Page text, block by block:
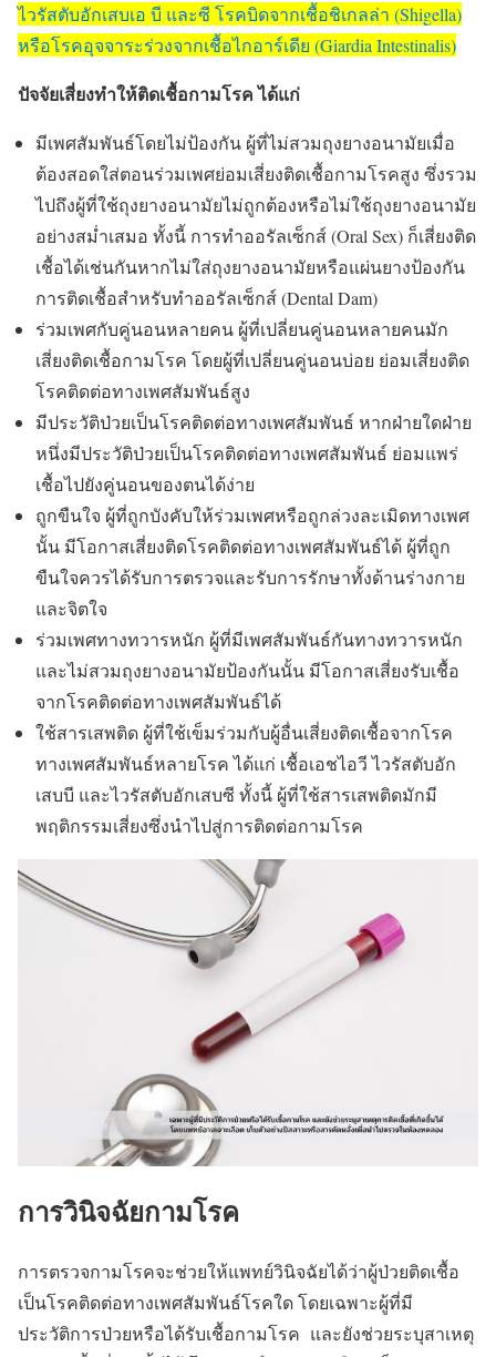
ไวรัสตับอักเสบเอ บี และซี โรคบิดจากเชื้อชิเกลล่า (Shigella)
หรือโรคอุจจาระร่วงจากเชื้อไกอาร์เดีย (Giardia Intestinalis)
ปัจจัยเสี่ยงทำให้ติดเชื้อกามโรค ได้แก่
มีเพศสัมพันธ์โดยไม่ป้องกัน ผู้ที่ไม่สวมถุงยางอนามัยเมื่อ
ต้องสอดใส่ตอนร่วมเพศย่อมเสี่ยงติดเชื้อกามโรคสูง ซึ่งรวม
ไปถึงผู้ที่ใช้ถุงยางอนามัยไม่ถูกต้องหรือไม่ใช้ถุงยางอนามัย
อย่างสม่ำเสมอ ทั้งนี้ การทำออรัลเซ็กส์ (Oral Sex) ก็เสี่ยงติด
เชื้อได้เช่นกันหากไม่ใส่ถุงยางอนามัยหรือแผ่นยางป้องกัน
การติดเชื้อสำหรับทำออรัลเซ็กส์ (Dental Dam)
ร่วมเพศกับคู่นอนหลายคน ผู้ที่เปลี่ยนคู่นอนหลายคนมัก
เสี่ยงติดเชื้อกามโรค โดยผู้ที่เปลี่ยนคู่นอนบ่อย ย่อมเสี่ยงติด
โรคติดต่อทางเพศสัมพันธ์สูง
มีประวัติป่วยเป็นโรคติดต่อทางเพศสัมพันธ์ หากฝ่ายใดฝ่าย
หนึ่งมีประวัติป่วยเป็นโรคติดต่อทางเพศสัมพันธ์ ย่อมแพร่
เชื้อไปยังคู่นอนของตนได้ง่าย
ถูกขืนใจ ผู้ที่ถูกบังคับให้ร่วมเพศหรือถูกล่วงละเมิดทางเพศ
นั้น มีโอกาสเสี่ยงติดโรคติดต่อทางเพศสัมพันธ์ได้ ผู้ที่ถูก
ขืนใจควรได้รับการตรวจและรับการรักษาทั้งด้านร่างกาย
และจิตใจ
ร่วมเพศทางทวารหนัก ผู้ที่มีเพศสัมพันธ์กันทางทวารหนัก
และไม่สวมถุงยางอนามัยป้องกันนั้น มีโอกาสเสี่ยงรับเชื้อ
จากโรคติดต่อทางเพศสัมพันธ์ได้
ใช้สารเสพติด ผู้ที่ใช้เข็มร่วมกับผู้อื่นเสี่ยงติดเชื้อจากโรค
ทางเพศสัมพันธ์หลายโรค ได้แก่ เชื้อเอชไอวี ไวรัสตับอัก
เสบบี และไวรัสตับอักเสบซี ทั้งนี้ ผู้ที่ใช้สารเสพติดมักมี
พฤติกรรมเสี่ยงซึ่งนำไปสู่การติดต่อกามโรค
การวินิจฉัยกามโรค
การตรวจกามโรคจะช่วยให้แพทย์วินิจฉัยได้ว่าผู้ป่วยติดเชื้อ
เป็นโรคติดต่อทางเพศสัมพันธ์โรคใด โดยเฉพาะผู้ที่มี
ประวัติการป่วยหรือได้รับเชื้อกามโรค และยังช่วยระบุสาเหตุ